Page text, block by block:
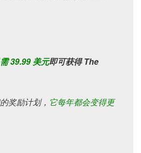
39.99 美元即可获得 The
奖励计划， 它每年都会变得更